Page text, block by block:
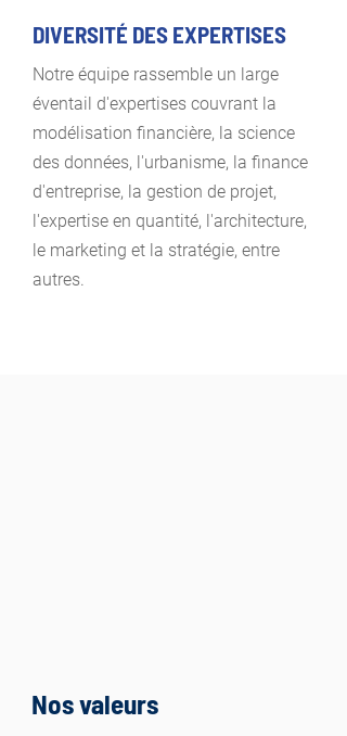
DIVERSITÉ DES EXPERTISES
Notre équipe rassemble un large
éventail d'expertises couvrant la
modélisation financière, la science
des données, l'urbanisme, la finance
d'entreprise, la gestion de projet,
l'expertise en quantité, l'architecture,
le marketing et la stratégie, entre
autres.
Nos valeurs